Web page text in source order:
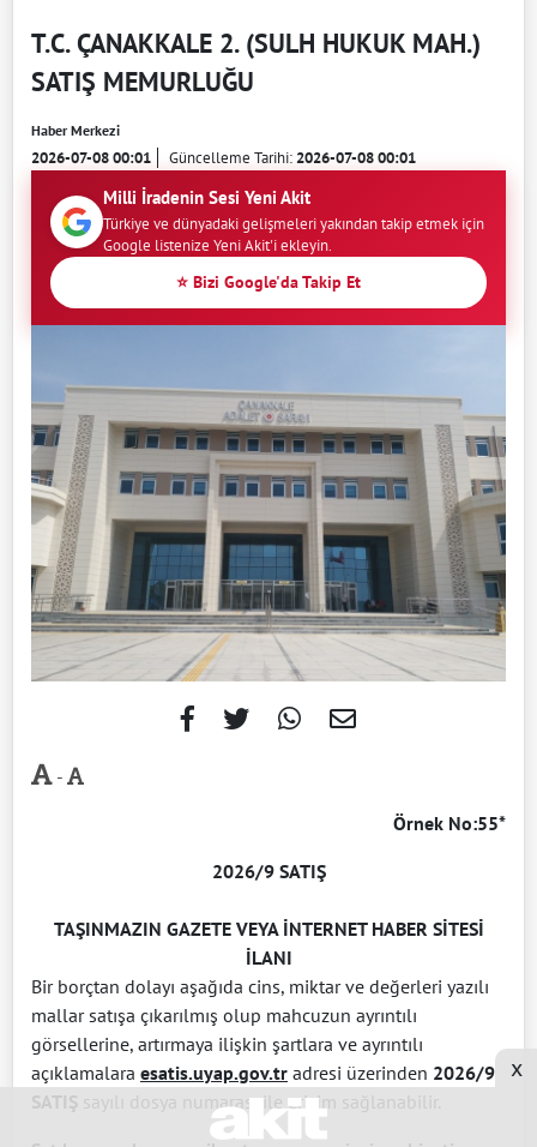
T.C. ÇANAKKALE 2. (SULH HUKUK MAH.)
SATIŞ MEMURLUĞU
Haber Merkezi
2026-07-08 00:01 Güncelleme Tarihi:2026-07-08 00:01
Milli İradenin Sesi Yeni Akit
Türkiye ve dünyadaki gelişmeleri yakından takip etmek için
Google listenize Yeni Akit'i ekleyin.
⭐ Bizi Google'da Takip Et
-
Örnek No:55*
2026/9 SATIŞ
TAŞINMAZIN GAZETE VEYA İNTERNET HABER SİTESİ
İLANI
Bir borçtan dolayı aşağıda cins, miktar ve değerleri yazılı
mallar satışa çıkarılmış olup mahcuzun ayrıntılı
görsellerine, artırmaya ilişkin şartlara ve ayrıntılı
açıklamalara esatis.uyap.gov.tr adresi üzerinden 2026/9
SATIŞ sayılı dosya numarası ile erişim sağlanabilir.
x